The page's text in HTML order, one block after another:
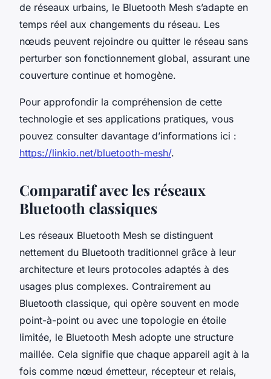
de réseaux urbains, le Bluetooth Mesh s’adapte en
temps réel aux changements du réseau. Les
nœuds peuvent rejoindre ou quitter le réseau sans
perturber son fonctionnement global, assurant une
couverture continue et homogène.
Pour approfondir la compréhension de cette
technologie et ses applications pratiques, vous
pouvez consulter davantage d’informations ici :
https://linkio.net/bluetooth-mesh/.
Comparatif avec les réseaux
Bluetooth classiques
Les réseaux Bluetooth Mesh se distinguent
nettement du Bluetooth traditionnel grâce à leur
architecture et leurs protocoles adaptés à des
usages plus complexes. Contrairement au
Bluetooth classique, qui opère souvent en mode
point-à-point ou avec une topologie en étoile
limitée, le Bluetooth Mesh adopte une structure
maillée. Cela signifie que chaque appareil agit à la
fois comme nœud émetteur, récepteur et relais,